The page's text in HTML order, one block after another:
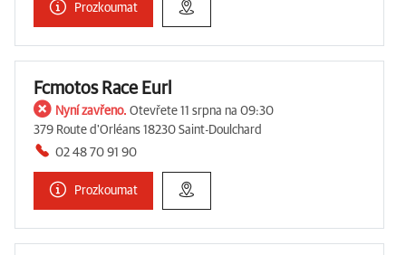
Prozkoumat
Fcmotos Race Eurl
Nyní zavřeno. Otevřete 11 srpna na 09:30
379 Route d'Orléans 18230 Saint-Doulchard
02 48 70 91 90
Prozkoumat